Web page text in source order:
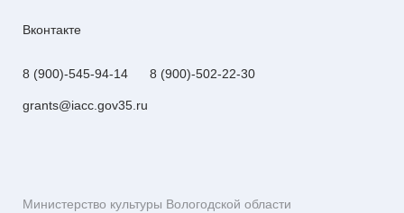
Вконтакте
8 (900)-545-94-14 8 (900)-502-22-30
grants@iacc.gov35.ru
Министерство культуры Вологодской области